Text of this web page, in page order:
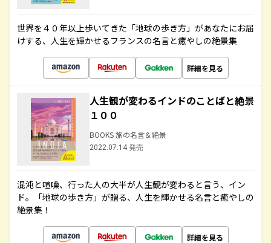
世界を４０年以上歩いてきた「地球の歩き方」があなたにお届
けする、人生を輝かせるフランスの名言と癒やしの絶景集
詳細を見る
人生観が変わるインドのことばと絶景
１００
BOOKS 旅の名言＆絶景
2022.07.14 発売
混沌と喧噪、行った人の大半が人生観が変わると言う、イン
ド。「地球の歩き方」が贈る、人生を輝かせる名言と癒やしの
絶景集！
詳細を見る